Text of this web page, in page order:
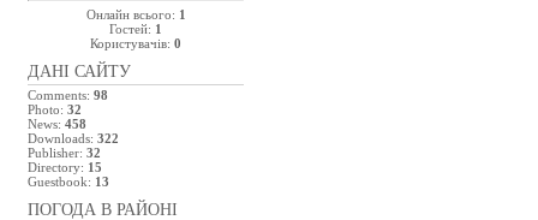
Онлайн всього: 1
Гостей: 1
Користувачів: 0
ДАНІ САЙТУ
Comments: 98
Photo: 32
News: 458
Downloads: 322
Publisher: 32
Directory: 15
Guestbook: 13
ПОГОДА В РАЙОНІ